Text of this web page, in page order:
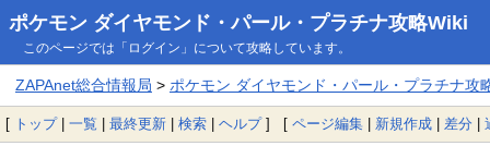
ポケモン ダイヤモンド・パール・プラチナ攻略Wiki
このページでは「ログイン」について攻略しています。
ZAPAnet総合情報局 > ポケモン ダイヤモンド・パール・プラチナ攻
[ トップ| 一覧 | 最終更新 | 検索 | ヘルプ] [ ページ編集 | 新規作成 | 差分 |